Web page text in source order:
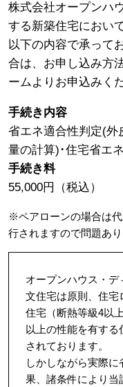
株式会社オープンハ
する新築住宅におい
以下の内容で承って
合は、お申し込み方
ームよりお申込みく
手続き内容
省エネ適合性判定(外
量の計算)･住宅省エ
手続き料
55,000円（税込）
※ペアローンの場合は
行されますので問題あり
オープンハウス・
文住宅は原則、住宅
住宅（断熱等級4以
以上の性能を有す
されております。
しかしながら実際
果、諸条件により当